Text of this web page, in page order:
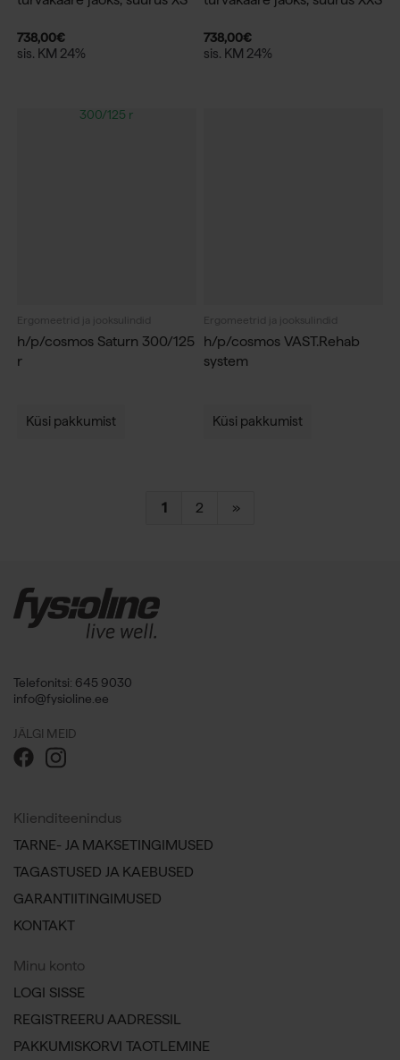
738,00€
sis. KM 24%
738,00€
sis. KM 24%
Ergomeetrid ja jooksulindid
h/p/cosmos Saturn 300/125
r
Küsi pakkumist
Ergomeetrid ja jooksulindid
h/p/cosmos VAST.Rehab
system
Küsi pakkumist
1 2 »
Telefonitsi: 645 9030
info@fysioline.ee
JÄLGI MEID
Klienditeenindus
TARNE- JA MAKSETINGIMUSED
TAGASTUSED JA KAEBUSED
GARANTIITINGIMUSED
KONTAKT
Minu konto
LOGI SISSE
REGISTREERU AADRESSIL
PAKKUMISKORVI TAOTLEMINE